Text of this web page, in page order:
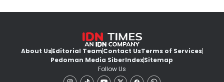
About UsEditorial TeamContact UsTerms of Services
Pedoman Media SiberIndexSitemap
Follow Us